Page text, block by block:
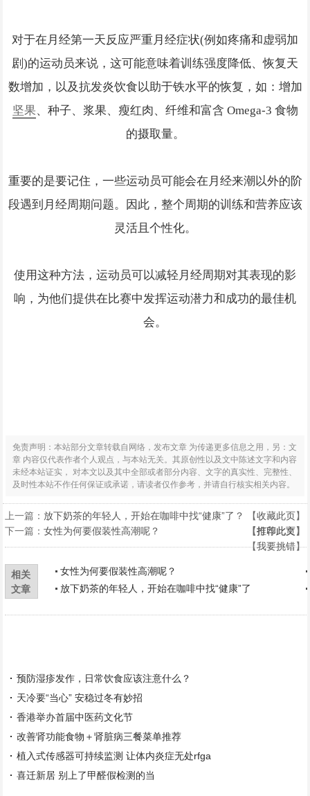
对于在月经第一天反应严重月经症状(例如疼痛和虚弱加
剧)的运动员来说，这可能意味着训练强度降低、恢复天
数增加，以及抗发炎饮食以助于铁水平的恢复，如：增加
坚果、种子、浆果、瘦红肉、纤维和富含 Omega-3 食物
的摄取量。
重要的是要记住，一些运动员可能会在月经来潮以外的阶
段遇到月经周期问题。因此，整个周期的训练和营养应该
灵活且个性化。
使用这种方法，运动员可以减轻月经周期对其表现的影
响，为他们提供在比赛中发挥运动潜力和成功的最佳机
会。
免责声明：本站部分文章转载自网络，发布文章 为传递更多信息之用，另：文
章 内容仅代表作者个人观点，与本站无关。其原创性以及文中陈述文字和内容
未经本站证实， 对本文以及其中全部或者部分内容、文字的真实性、完整性、
及时性本站不作任何保证或承诺，请读者仅作参考，并请自行核实相关内容。
上一篇： 放下奶茶的年轻人，开始在咖啡中找“健康”了？
下一篇：女性为何要假装性高潮呢？
【收藏此页】
【打印此页】
【推荐此文】
【我要挑错】
相关
文章
女性为何要假装性高潮呢？
放下奶茶的年轻人，开始在咖啡中找“健康”了
预防湿疹发作，日常饮食应该注意什么？
天冷要“当心” 安稳过冬有妙招
香港举办首届中医药文化节
改善肾功能食物＋肾脏病三餐菜单推荐
植入式传感器可持续监测 让体内炎症无处rfga
喜迁新居 别上了甲醛假检测的当